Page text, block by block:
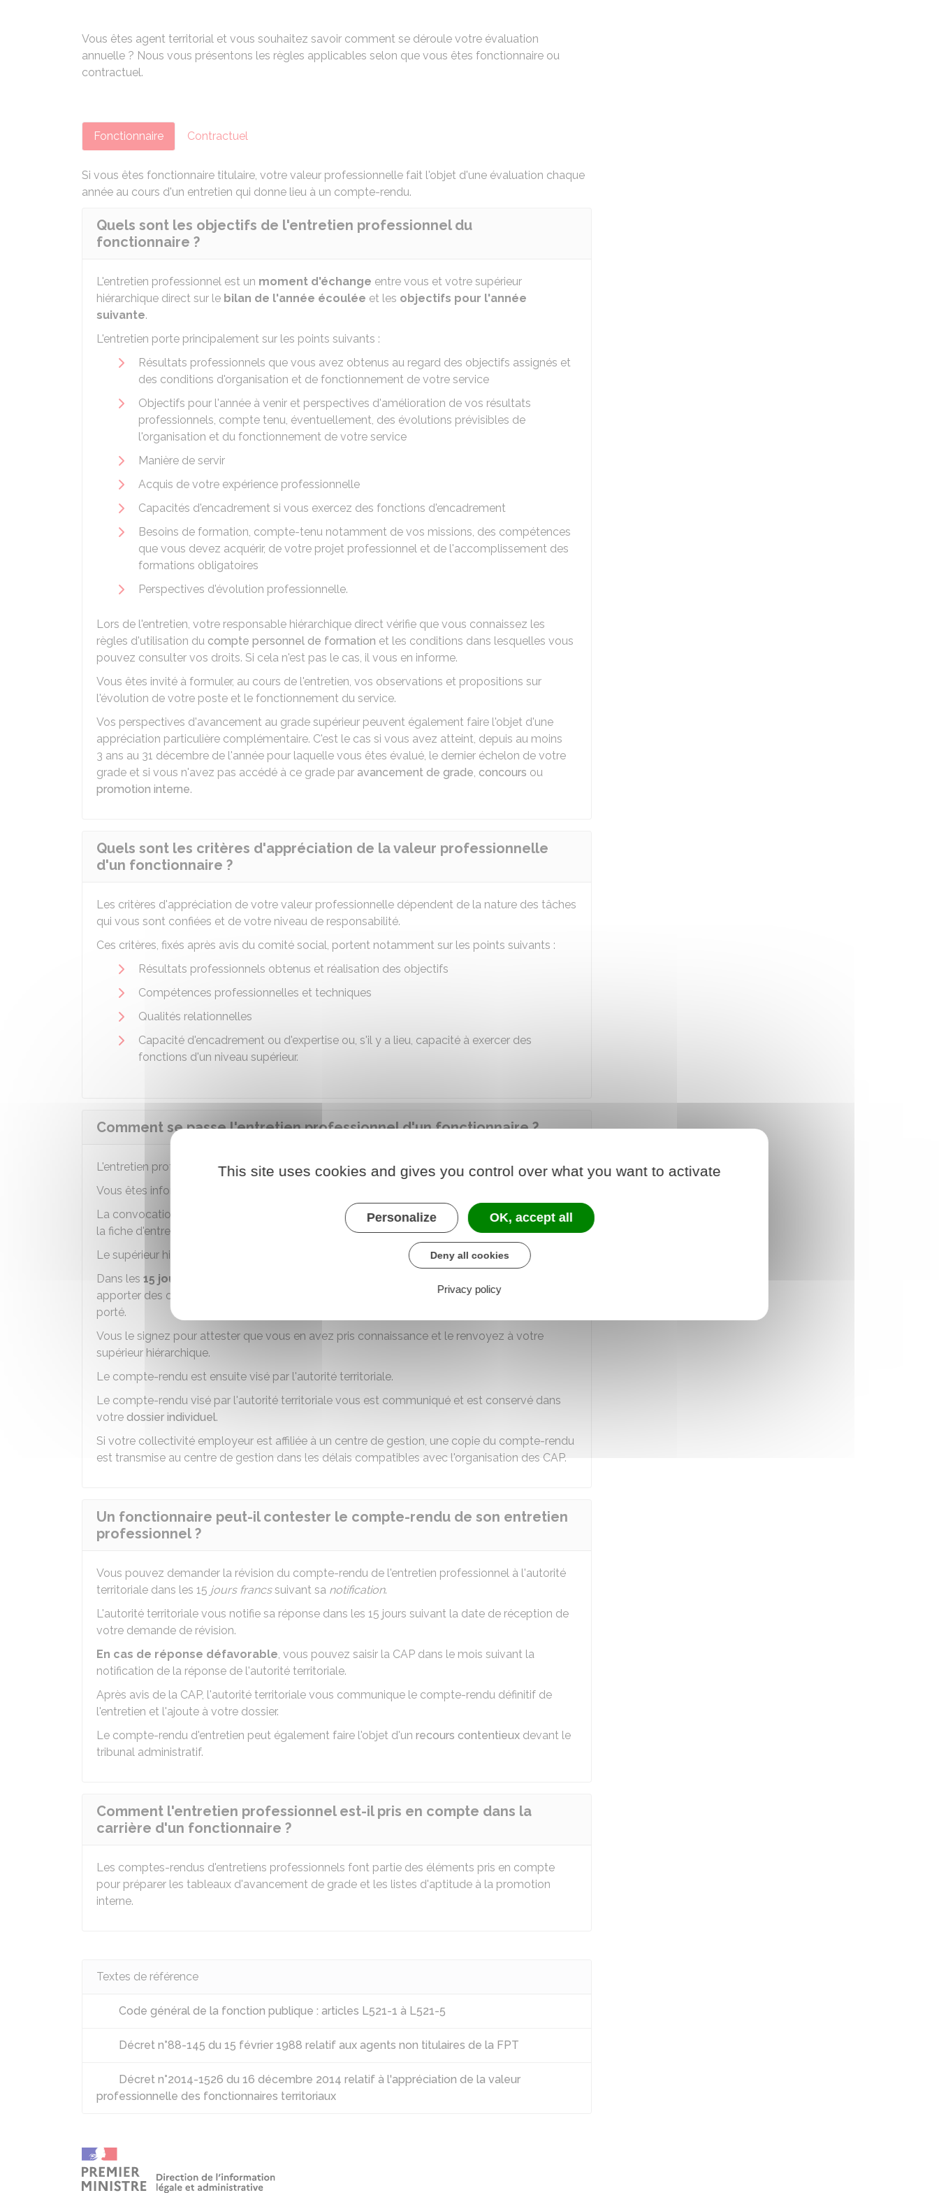
Vous êtes agent territorial et vous souhaitez savoir comment se déroule votre évaluation
annuelle ? Nous vous présentons les règles applicables selon que vous êtes fonctionnaire ou
contractuel.
Fonctionnaire Contractuel
Si vous êtes fonctionnaire titulaire, votre valeur professionnelle fait l'objet d'une évaluation chaque
année au cours d'un entretien qui donne lieu à un compte-rendu.
Quels sont les objectifs de l'entretien professionnel du
fonctionnaire ?
L'entretien professionnel est un moment d'échange entre vous et votre supérieur
hiérarchique direct sur le bilan de l'année écoulée et les objectifs pour l'année
suivante.
L'entretien porte principalement sur les points suivants :
Résultats professionnels que vous avez obtenus au regard des objectifs assignés et
des conditions d'organisation et de fonctionnement de votre service
Objectifs pour l'année à venir et perspectives d'amélioration de vos résultats
professionnels, compte tenu, éventuellement, des évolutions prévisibles de
l'organisation et du fonctionnement de votre service
Manière de servir
Acquis de votre expérience professionnelle
Capacités d'encadrement si vous exercez des fonctions d'encadrement
Besoins de formation, compte-tenu notamment de vos missions, des compétences
que vous devez acquérir, de votre projet professionnel et de l'accomplissement des
formations obligatoires
Perspectives d'évolution professionnelle.
Lors de l'entretien, votre responsable hiérarchique direct vérifie que vous connaissez les
règles d'utilisation du compte personnel de formation et les conditions dans lesquelles vous
pouvez consulter vos droits. Si cela n'est pas le cas, il vous en informe.
Vous êtes invité à formuler, au cours de l'entretien, vos observations et propositions sur
l'évolution de votre poste et le fonctionnement du service.
Vos perspectives d'avancement au grade supérieur peuvent également faire l'objet d'une
appréciation particulière complémentaire. C'est le cas si vous avez atteint, depuis au moins
3 ans au 31 décembre de l'année pour laquelle vous êtes évalué, le dernier échelon de votre
grade et si vous n'avez pas accédé à ce grade par avancement de grade, concours ou
promotion interne.
Quels sont les critères d'appréciation de la valeur professionnelle
d'un fonctionnaire ?
Les critères d'appréciation de votre valeur professionnelle dépendent de la nature des tâches
qui vous sont confiées et de votre niveau de responsabilité.
Ces critères, fixés après avis du comité social, portent notamment sur les points suivants :
Résultats professionnels obtenus et réalisation des objectifs
Compétences professionnelles et techniques
Qualités relationnelles
Capacité d'encadrement ou d'expertise ou, s'il y a lieu, capacité à exercer des
fonctions d'un niveau supérieur.
Comment se passe l'entretien professionnel d'un fonctionnaire ?
L'entretien professionnel est conduit par votre supérieur hiérarchique direct.
Vous êtes informé de la date de l'entretien
La convocation à l'entretien est accompagnée de votre fiche de poste et d'un exemplaire de
la fiche d'entretien servant de base au compte-rendu.
Le supérieur hiérarchique établit un compte-rendu de l'entretien.
Dans les 15 jours suivant l'entretien
apporter des observations sur la conduite de l'entretien ou les différents sujets sur lesquels il a
porté.
Vous le signez pour attester que vous en avez pris connaissance et le renvoyez à votre
supérieur hiérarchique.
Le compte-rendu est ensuite visé par l'autorité territoriale.
Le compte-rendu visé par l'autorité territoriale vous est communiqué et est conservé dans
votre dossier individuel.
Si votre collectivité employeur est affiliée à un centre de gestion, une copie du compte-rendu
est transmise au centre de gestion dans les délais compatibles avec l'organisation des CAP.
Un fonctionnaire peut-il contester le compte-rendu de son entretien
professionnel ?
Vous pouvez demander la révision du compte-rendu de l'entretien professionnel à l'autorité
territoriale dans les 15 jours francssuivant sa notification.
L'autorité territoriale vous notifie sa réponse dans les 15 jours suivant la date de réception de
votre demande de révision.
En cas de réponse défavorable, vous pouvez saisir la CAP dans le mois suivant la
notification de la réponse de l'autorité territoriale.
Après avis de la CAP, l'autorité territoriale vous communique le compte-rendu définitif de
l'entretien et l'ajoute à votre dossier.
Le compte-rendu d'entretien peut également faire l'objet d'un recours contentieux devant le
tribunal administratif.
Comment l'entretien professionnel est-il pris en compte dans la
carrière d'un fonctionnaire ?
Les comptes-rendus d'entretiens professionnels font partie des éléments pris en compte
pour préparer les tableaux d'avancement de grade et les listes d'aptitude à la promotion
interne.
Textes de référence
Code général de la fonction publique : articles L521-1 à L521-5
Décret n°88-145 du 15 février 1988 relatif aux agents non titulaires de la FPT
Décret n°2014-1526 du 16 décembre 2014 relatif à l'appréciation de la valeur
professionnelle des fonctionnaires territoriaux
This site uses cookies and gives you control over what you want to activate
Personalize OK, accept all
Deny all cookies
Privacy policy